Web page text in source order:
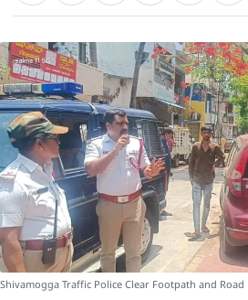
a
t
p
p
c
e
o
k
l
e
a
m
ಕ್
h
a
r
e
Shivamogga Traffic Police Clear Footpath and